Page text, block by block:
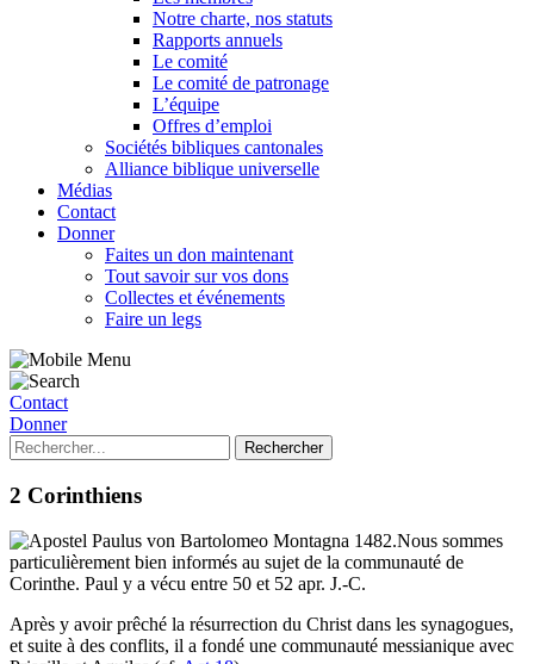
Notre charte, nos statuts
Rapports annuels
Le comité
Le comité de patronage
L’équipe
Offres d’emploi
Sociétés bibliques cantonales
Alliance biblique universelle
Médias
Contact
Donner
Faites un don maintenant
Tout savoir sur vos dons
Collectes et événements
Faire un legs
Contact
Donner
2 Corinthiens
Nous sommes
particulièrement bien informés au sujet de la communauté de
Corinthe. Paul y a vécu entre 50 et 52 apr. J.-C.
Après y avoir prêché la résurrection du Christ dans les synagogues,
et suite à des conflits, il a fondé une communauté messianique avec